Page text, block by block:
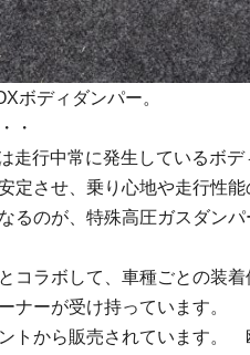
ボディダンパー。
・
走行中常に発生しているボ
定させ、乗り心地や走行性
るのが、特殊高圧ガスダン
コラボして、車種ごとの装
ナーが受け持っています。
トから販売されています。